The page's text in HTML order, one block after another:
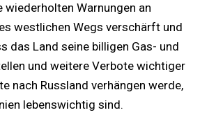
wiederholten Warnungen an
westlichen Wegs verschärft und
das Land seine billigen Gas- und
und weitere Verbote wichtiger
nach Russland verhängen werde,
lebenswichtig sind.